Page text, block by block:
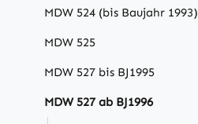
MDW 524 (bis Baujahr 1993)
MDW 525
MDW 527 bis BJ1995
MDW 527 ab BJ1996